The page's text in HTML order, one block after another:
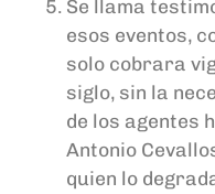
Se llama
esos eventos,
solo cobrara
siglo, sin la
de los agentes
Antonio
quien lo